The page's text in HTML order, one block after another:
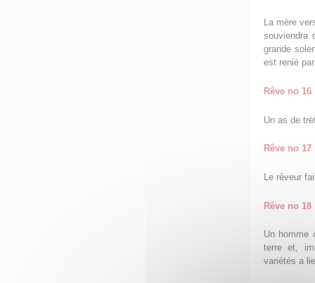
La mère
souviendra
grande
est renié
Rêve no 16
Un as de
Rêve no 17
Le rêveur
Rêve no 18
Un homme
terre et,
variétés a